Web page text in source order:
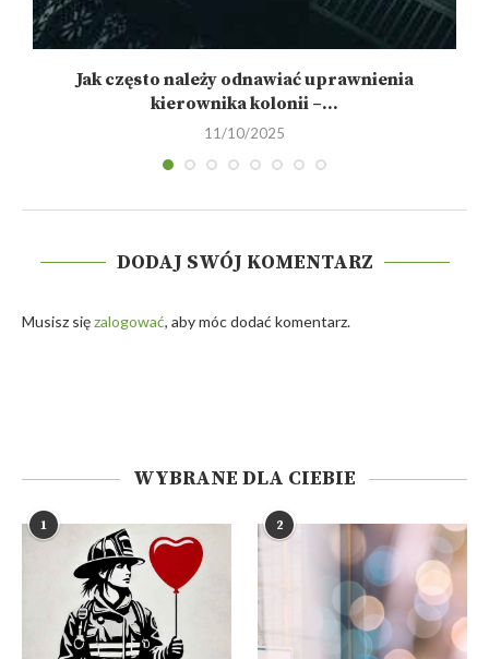
Jak często należy odnawiać uprawnienia
kierownika kolonii –...
11/10/2025
DODAJ SWÓJ KOMENTARZ
Musisz sięzalogować, aby móc dodać komentarz.
WYBRANE DLA CIEBIE
1 2